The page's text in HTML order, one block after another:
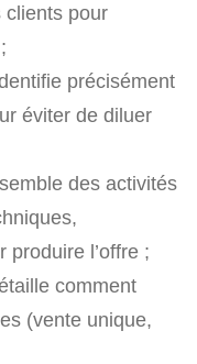
clients pour
précisément
éviter de diluer
des activités
produire l’offre ;
comment
(vente unique,